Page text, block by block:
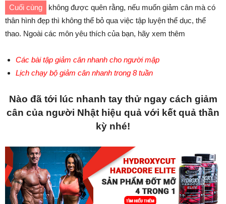
Cuối cùng
không được quên rằng, nếu muốn giảm cân mà có
thân hình đẹp thì không thể bỏ qua việc tập luyện thể dục, thể
thao. Ngoài các môn yêu thích của bạn, hãy xem thêm
Các bài tập giảm cân nhanh cho người mập
Lịch chạy bộ giảm cân nhanh trong 8 tuần
Nào đã tới lúc nhanh tay thử ngay cách giảm
cân của người Nhật hiệu quả với kết quả thần
kỳ nhé!